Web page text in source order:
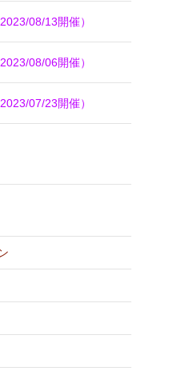
08/13開催）
08/06開催）
07/23開催）